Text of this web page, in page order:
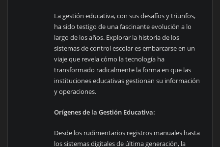
La gestión educativa, con sus desafíos y triunfos,
ha sido testigo de una fascinante evolución a lo
largo de los años. Explorar la historia de los
sistemas de control escolar es embarcarse en un
viaje que revela cómo la tecnología ha
transformado radicalmente la forma en que las
instituciones educativas gestionan su información
y operaciones.
Orígenes de la Gestión Educativa:
Desde los rudimentarios registros manuales hasta
los sistemas digitales de última generación, la